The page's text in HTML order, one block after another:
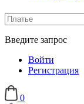
Введите запрос
Войти
Регистрация
0